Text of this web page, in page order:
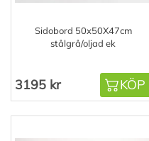
Sidobord 50x50X47cm
stålgrå/oljad ek
3195 kr KÖP